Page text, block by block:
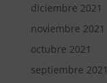
diciembre 2021
noviembre 2021
octubre 2021
septiembre 2021